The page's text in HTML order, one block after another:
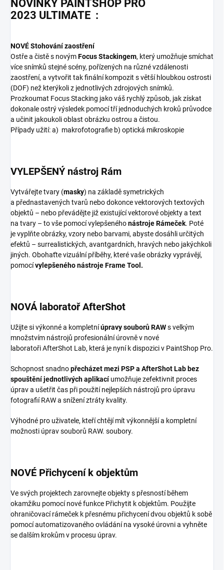
NOVINKY PAINTSHOP PRO
2023 ULTIMATE :
NOVÉ Stohování zaostření
Ostře a čistě s novýmFocus Stackingem, který umožňuje smíchat
více snímků stejné scény, pořízených na různé vzdálenosti
zaostření, a vytvořit tak finální kompozit s větší hloubkou ostrosti
(DOF) než kterýkoli z jednotlivých zdrojových snímků.​
Prozkoumat Focus Stacking jako váš rychlý způsob, jak získat
dokonale ostrý výsledek pomocí tří jednoduchých kroků průvodce
a učinit jakoukoli oblast obrázku ostrou a čistou.
Případy užití: a) makrofotografie b) optická mikroskopie
VYLEPŠENÝ nástroj Rám
Vytvářejte tvary (masky) na základě symetrických
a přednastavených tvarů nebo dokonce vektorových textových
objektů – nebo převádějte již existující vektorové objekty a text
na tvary – to vše pomocí vylepšenéhonástroje Rámeček. Poté
je vyplňte obrázky, vzory nebo barvami, abyste dosáhli určitých
efektů – surrealistických, avantgardních, hravých nebo jakýchkoli
jiných. Obohaťte vizuální příběhy, které vaše obrázky vyprávějí,
pomocívylepšeného nástroje Frame Tool.
NOVÁ laboratoř AfterShot
Užijte si výkonné a kompletníúpravy souborů RAWs velkým
množstvím nástrojů profesionální úrovně v nové
laboratoři AfterShot Lab, která je nyní k dispozici v PaintShop Pro.
Schopnost snadnopřecházet mezi PSP a AfterShot Lab bez
spouštění jednotlivých aplikací umožňuje zefektivnit proces
úprav a ušetřit čas při použití nejlepších nástrojů pro úpravu
fotografií RAW a snížení ztráty kvality.
Výhodné pro uživatele, kteří chtějí mít výkonnější a kompletní
možnosti úprav souborů RAW. soubory.
NOVÉ Přichycení k objektům
Ve svých projektech zarovnejte objekty s přesností během
okamžiku pomocí nové funkce Přichytit k objektům.​ Použijte
ohraničovací rámeček k přesnému přichycení dvou objektů k sobě
pomocí automatizovaného ovládání na vysoké úrovni a vyhněte
se dalším krokům v procesu úprav.